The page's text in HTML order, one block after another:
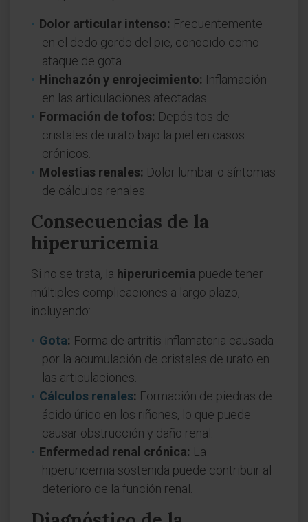
Dolor articular intenso: Frecuentemente
en el dedo gordo del pie, conocido como
ataque de gota.
Hinchazón y enrojecimiento: Inflamación
en las articulaciones afectadas.
Formación de tofos: Depósitos de
cristales de urato bajo la piel en casos
crónicos.
Molestias renales: Dolor lumbar o síntomas
de cálculos renales.
Consecuencias de la
hiperuricemia
Si no se trata, la hiperuricemia puede tener
múltiples complicaciones a largo plazo,
incluyendo:
Gota: Forma de artritis inflamatoria causada
por la acumulación de cristales de urato en
las articulaciones.
Cálculos renales: Formación de piedras de
ácido úrico en los riñones, lo que puede
causar obstrucción y daño renal.
Enfermedad renal crónica: La
hiperuricemia sostenida puede contribuir al
deterioro de la función renal.